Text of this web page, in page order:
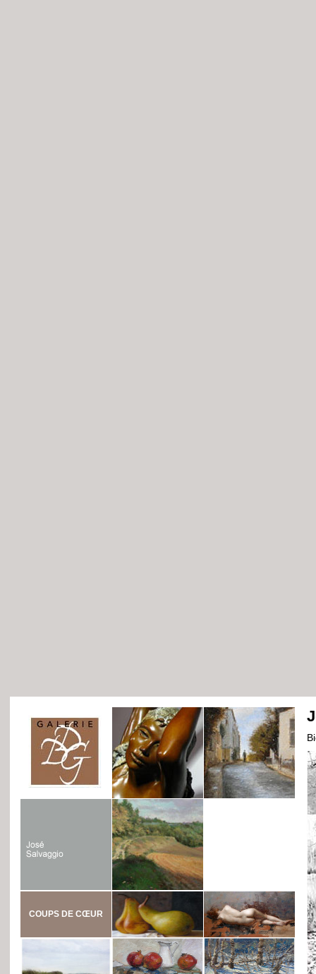
COUPS DE CŒUR